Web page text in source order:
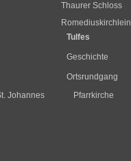
Thaurer Schloss
Romediuskirchlein
Johannes
Tulfes
Geschichte
Ortsrundgang
Pfarrkirche